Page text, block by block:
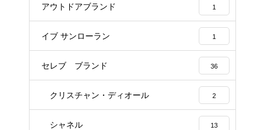
アウトドアブランド 1
イブ サンローラン 1
セレブ ブランド 36
クリスチャン・ディオール 2
シャネル 13